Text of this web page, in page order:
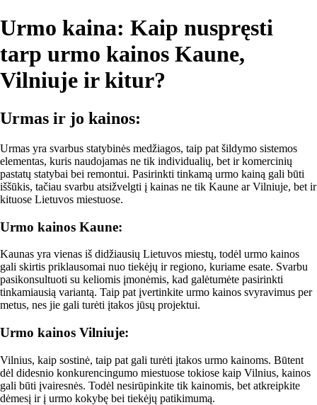
Urmo kaina: Kaip nuspręsti
tarp urmo kainos Kaune,
Vilniuje ir kitur?
Urmas ir jo kainos:
Urmas yra svarbus statybinės medžiagos, taip pat šildymo sistemos
elementas, kuris naudojamas ne tik individualių, bet ir komercinių
pastatų statybai bei remontui. Pasirinkti tinkamą urmo kainą gali būti
iššūkis, tačiau svarbu atsižvelgti į kainas ne tik Kaune ar Vilniuje, bet ir
kituose Lietuvos miestuose.
Urmo kainos Kaune:
Kaunas yra vienas iš didžiausių Lietuvos miestų, todėl urmo kainos
gali skirtis priklausomai nuo tiekėjų ir regiono, kuriame esate. Svarbu
pasikonsultuoti su keliomis įmonėmis, kad galėtumėte pasirinkti
tinkamiausią variantą. Taip pat įvertinkite urmo kainos svyravimus per
metus, nes jie gali turėti įtakos jūsų projektui.
Urmo kainos Vilniuje:
Vilnius, kaip sostinė, taip pat gali turėti įtakos urmo kainoms. Būtent
dėl didesnio konkurencingumo miestuose tokiose kaip Vilnius, kainos
gali būti įvairesnės. Todėl nesirūpinkite tik kainomis, bet atkreipkite
dėmesį ir į urmo kokybę bei tiekėjų patikimumą.